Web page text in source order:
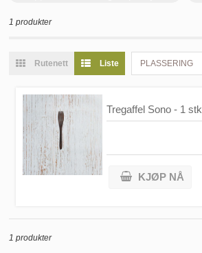
1 produkter
Rutenett Liste PLASSERING
Tregaffel Sono - 1 stk
KJØP NÅ
1 produkter